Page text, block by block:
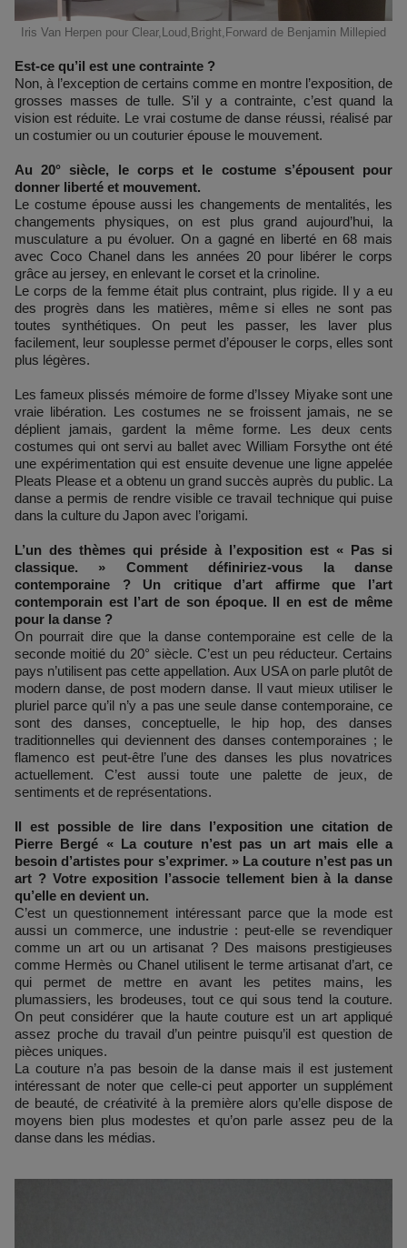
Iris Van Herpen pour Clear,Loud,Bright,Forward de Benjamin Millepied
Est-ce qu’il est une contrainte ?
Non, à l’exception de certains comme en montre l’exposition, de
grosses masses de tulle. S’il y a contrainte, c’est quand la
vision est réduite. Le vrai costume de danse réussi, réalisé par
un costumier ou un couturier épouse le mouvement.
Au 20° siècle, le corps et le costume s’épousent pour
donner liberté et mouvement.
Le costume épouse aussi les changements de mentalités, les
changements physiques, on est plus grand aujourd’hui, la
musculature a pu évoluer. On a gagné en liberté en 68 mais
avec Coco Chanel dans les années 20 pour libérer le corps
grâce au jersey, en enlevant le corset et la crinoline.
Le corps de la femme était plus contraint, plus rigide. Il y a eu
des progrès dans les matières, même si elles ne sont pas
toutes synthétiques. On peut les passer, les laver plus
facilement, leur souplesse permet d’épouser le corps, elles sont
plus légères.
Les fameux plissés mémoire de forme d’Issey Miyake sont une
vraie libération. Les costumes ne se froissent jamais, ne se
déplient jamais, gardent la même forme. Les deux cents
costumes qui ont servi au ballet avec William Forsythe ont été
une expérimentation qui est ensuite devenue une ligne appelée
Pleats Please et a obtenu un grand succès auprès du public. La
danse a permis de rendre visible ce travail technique qui puise
dans la culture du Japon avec l’origami.
L’un des thèmes qui préside à l’exposition est « Pas si
classique. » Comment définiriez-vous la danse
contemporaine ? Un critique d’art affirme que l’art
contemporain est l’art de son époque. Il en est de même
pour la danse ?
On pourrait dire que la danse contemporaine est celle de la
seconde moitié du 20° siècle. C’est un peu réducteur. Certains
pays n’utilisent pas cette appellation. Aux USA on parle plutôt de
modern danse, de post modern danse. Il vaut mieux utiliser le
pluriel parce qu’il n’y a pas une seule danse contemporaine, ce
sont des danses, conceptuelle, le hip hop, des danses
traditionnelles qui deviennent des danses contemporaines ; le
flamenco est peut-être l’une des danses les plus novatrices
actuellement. C’est aussi toute une palette de jeux, de
sentiments et de représentations.
Il est possible de lire dans l’exposition une citation de
Pierre Bergé « La couture n’est pas un art mais elle a
besoin d’artistes pour s’exprimer. » La couture n’est pas un
art ? Votre exposition l’associe tellement bien à la danse
qu’elle en devient un.
C’est un questionnement intéressant parce que la mode est
aussi un commerce, une industrie : peut-elle se revendiquer
comme un art ou un artisanat ? Des maisons prestigieuses
comme Hermès ou Chanel utilisent le terme artisanat d’art, ce
qui permet de mettre en avant les petites mains, les
plumassiers, les brodeuses, tout ce qui sous tend la couture.
On peut considérer que la haute couture est un art appliqué
assez proche du travail d’un peintre puisqu’il est question de
pièces uniques.
La couture n’a pas besoin de la danse mais il est justement
intéressant de noter que celle-ci peut apporter un supplément
de beauté, de créativité à la première alors qu’elle dispose de
moyens bien plus modestes et qu’on parle assez peu de la
danse dans les médias.